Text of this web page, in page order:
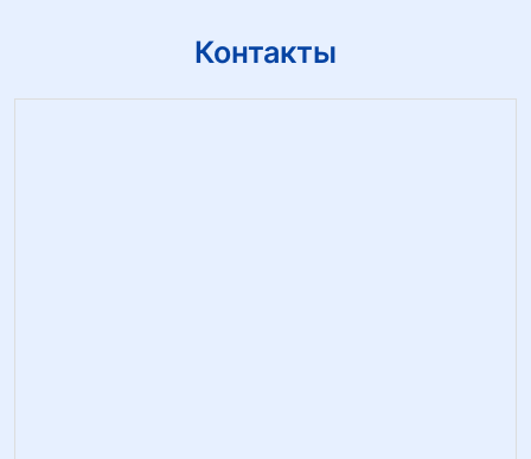
Контакты